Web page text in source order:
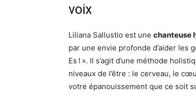
voix
Liliana Sallustio est une chanteuse
par une envie profonde d’aider les
Es ! ». Il s’agit d’une méthode
niveaux de l’être : le cerveau, le
votre épanouissement que ce soit